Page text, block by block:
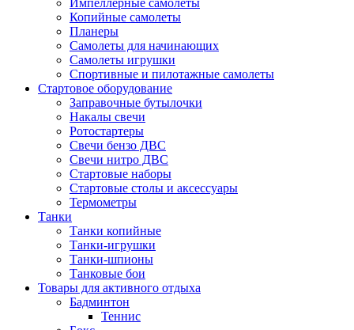
Импеллерные самолеты
Копийные самолеты
Планеры
Самолеты для начинающих
Самолеты игрушки
Спортивные и пилотажные самолеты
Стартовое оборудование
Заправочные бутылочки
Накалы свечи
Ротостартеры
Свечи бензо ДВС
Свечи нитро ДВС
Стартовые наборы
Стартовые столы и аксессуары
Термометры
Танки
Танки копийные
Танки-игрушки
Танки-шпионы
Танковые бои
Товары для активного отдыха
Бадминтон
Теннис